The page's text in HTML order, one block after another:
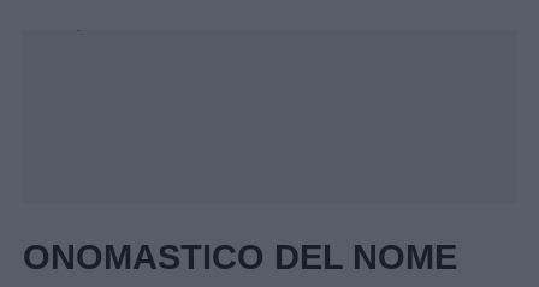
Storie
giornate
ONOMASTICO DEL NOME